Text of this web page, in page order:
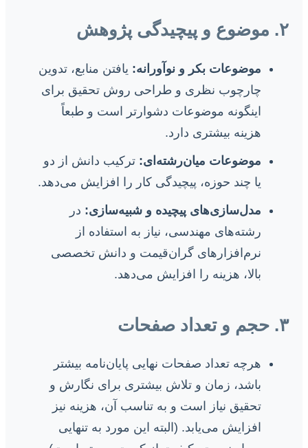
۲. موضوع و پیچیدگی پژوهش
موضوعات بکر و نوآورانه: یافتن منابع، تدوین
چارچوب نظری و طراحی روش تحقیق برای
اینگونه موضوعات دشوارتر است و طبعاً
هزینه بیشتری دارد.
موضوعات میان‌رشته‌ای: ترکیب دانش از دو
یا چند حوزه، پیچیدگی کار را افزایش می‌دهد.
مدل‌سازی‌های پیچیده و شبیه‌سازی: در
رشته‌های مهندسی، نیاز به استفاده از
نرم‌افزارهای گران‌قیمت و دانش تخصصی
بالا، هزینه را افزایش می‌دهد.
۳. حجم و تعداد صفحات
هرچه تعداد صفحات نهایی پایان‌نامه بیشتر
باشد، زمان و تلاش بیشتری برای نگارش و
تحقیق نیاز است و به تناسب آن، هزینه نیز
افزایش می‌یابد. (البته این مورد به تنهایی